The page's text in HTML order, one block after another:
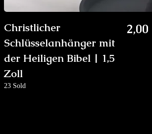
Christlicher
Schlüsselanhänger mit
der Heiligen Bibel | 1,5
Zoll
2,00
23 Sold